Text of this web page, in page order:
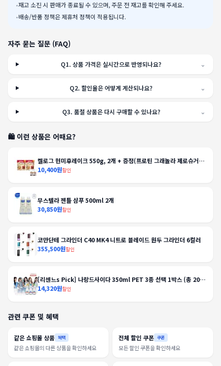
•재고 소진 시 판매가 종료될 수 있으며, 주문 전 재고를 확인해 주세요.
•배송/반품 정책은 제휴처 정책이 적용됩니다.
자주 묻는 질문 (FAQ)
Q1.상품 가격은 실시간으로 반영되나요? ⌄
Q2.할인율은 어떻게 계산되나요? ⌄
Q3. 품절 상품은 다시 구매할 수 있나요? ⌄
🛍️ 이런 상품은 어때요?
켈로그 현미후레이크 550g, 2개 + 증정(프로틴 그래놀라 제로슈거
40g, 2개)
10,400원할인
무스텔라 젠틀 샴푸 500ml 2개
30,850원할인
코만단테 그라인더 C40 MK4 니트로 블레이드 원두 그라인더 6컬러
355,500원할인
[리센느s Pick] 나랑드사이다 350ml PET 3종 선택 1박스 (총 20
입)
14,320원할인
관련 쿠폰 및 혜택
같은 쇼핑몰 상품 혜택
같은 쇼핑몰의 다른 상품을 확인하세요
전체 할인 쿠폰 쿠폰
모든 할인 쿠폰을 확인하세요